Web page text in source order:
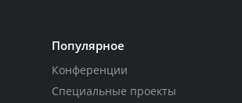
Популярное
Конференции
Специальные проекты